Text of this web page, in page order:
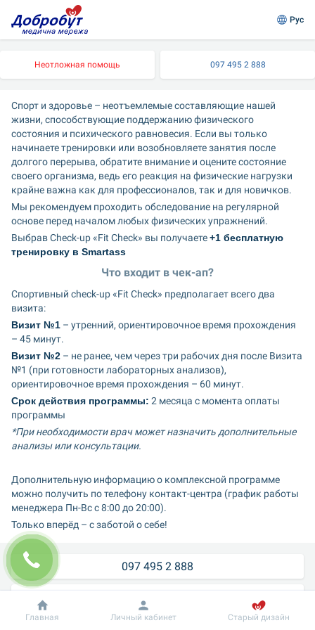
Рус
Неотложная помощь 097 495 2 888
Спорт и здоровье – неотъемлемые составляющие нашей
жизни, способствующие поддержанию физического
состояния и психического равновесия. Если вы только
начинаете тренировки или возобновляете занятия после
долгого перерыва, обратите внимание и оцените состояние
своего организма, ведь его реакция на физические нагрузки
крайне важна как для профессионалов, так и для новичков.
Мы рекомендуем проходить обследование на регулярной
основе перед началом любых физических упражнений.
Выбрав Check-up «Fit Check» вы получаете +1 бесплатную
тренировку в Smartass
Что входит в чек-ап?
Спортивный check-up «Fit Check» предполагает всего два
визита:
Визит №1 – утренний, ориентировочное время прохождения
– 45 минут.
Визит №2 – не ранее, чем через три рабочих дня после Визита
№1 (при готовности лабораторных анализов),
ориентировочное время прохождения – 60 минут.
Срок действия программы: 2 месяца с момента оплаты
программы
*При необходимости врач может назначить дополнительные
анализы или консультации.
Дополнительную информацию о комплексной программе
можно получить по телефону контакт-центра (график работы
менеджера Пн-Вс с 8:00 до 20:00).
Только вперёд – с заботой о себе!
097 495 2 888
Главная Личный кабинет Старый дизайн